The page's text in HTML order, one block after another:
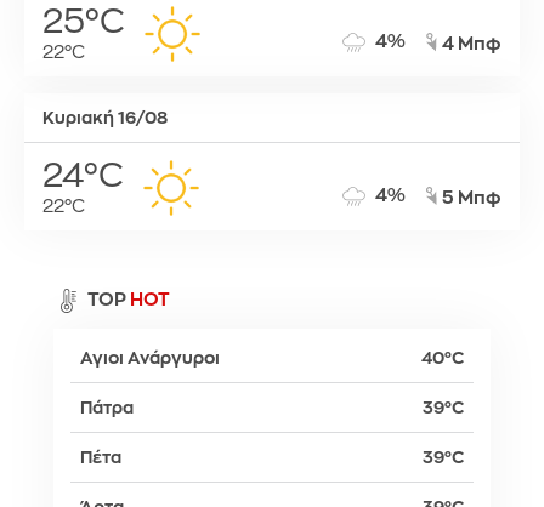
25°C
22°C
4% 4 Μπφ
Κυριακή 16/08
24°C
22°C
4% 5 Μπφ
TOP HOT
Αγιοι Ανάργυροι 40°C
Πάτρα 39°C
Πέτα 39°C